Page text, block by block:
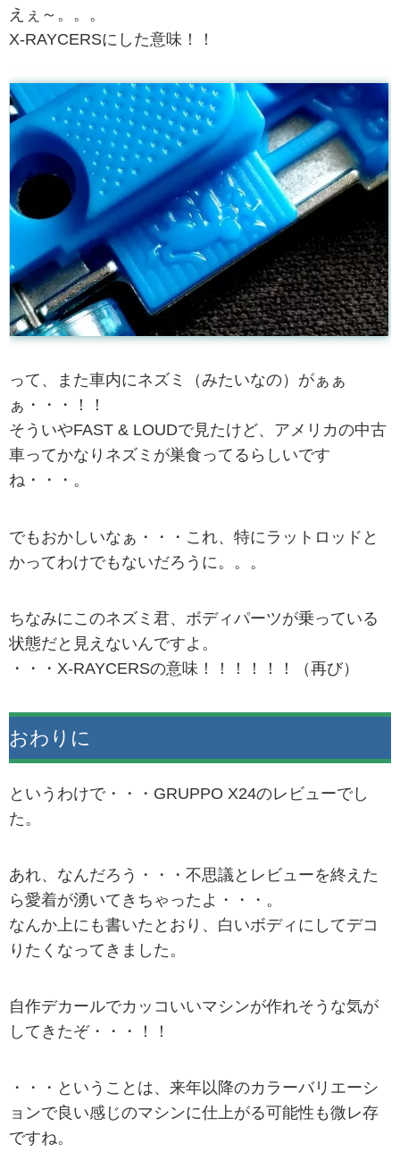
えぇ～。。。
X-RAYCERSにした意味！！
って、また車内にネズミ（みたいなの）がぁぁ
ぁ・・・！！
そういやFAST & LOUDで見たけど、アメリカの中古
車ってかなりネズミが巣食ってるらしいです
ね・・・。
でもおかしいなぁ・・・これ、特にラットロッドと
かってわけでもないだろうに。。。
ちなみにこのネズミ君、ボディパーツが乗っている
状態だと見えないんですよ。
・・・X-RAYCERSの意味！！！！！！（再び）
おわりに
というわけで・・・GRUPPO X24のレビューでし
た。
あれ、なんだろう・・・不思議とレビューを終えた
ら愛着が湧いてきちゃったよ・・・。
なんか上にも書いたとおり、白いボディにしてデコ
りたくなってきました。
自作デカールでカッコいいマシンが作れそうな気が
してきたぞ・・・！！
・・・ということは、来年以降のカラーバリエーシ
ョンで良い感じのマシンに仕上がる可能性も微レ存
ですね。